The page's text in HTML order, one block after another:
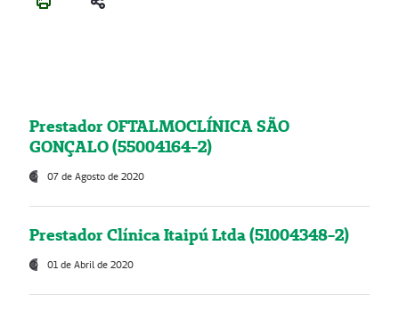
Prestador OFTALMOCLÍNICA SÃO
GONÇALO (55004164-2)
07 de Agosto de 2020
Prestador Clínica Itaipú Ltda (51004348-2)
01 de Abril de 2020